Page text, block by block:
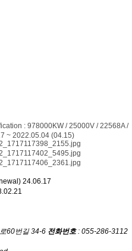
: 978000KW / 25000V / 22568A /
~ 2022.05.04 (04.15)
24.06.17
60번길 34-6 전화번호: 055-286-3112